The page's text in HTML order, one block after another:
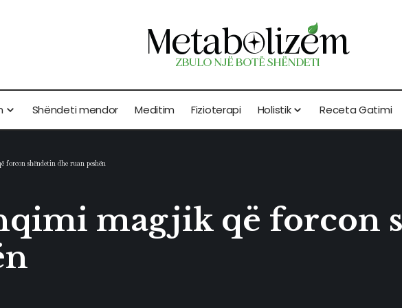
Shëndeti mendor Meditim Fizioterapi Holistik Receta Gatimi
forcon shëndetin dhe ruan peshën
magjik që forcon